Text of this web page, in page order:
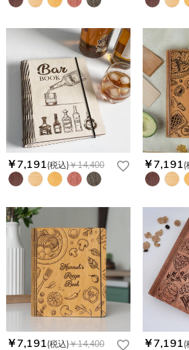
￥7,191(税込)￥14,400 ￥7,191(
￥7,191(税込)￥14,400 ￥7,191(